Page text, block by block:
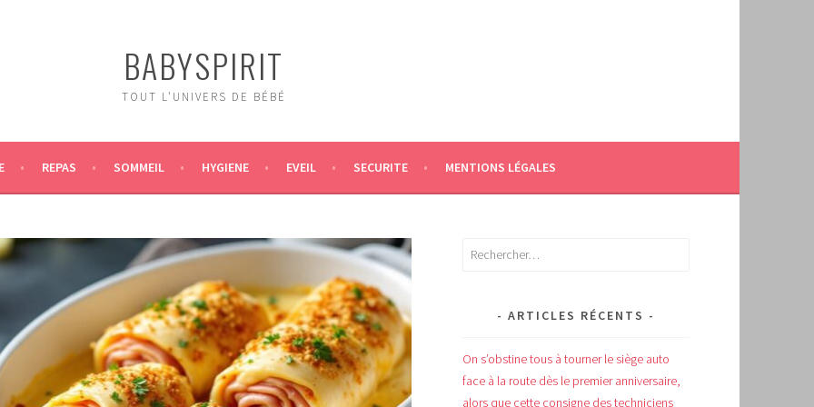
BABYSPIRIT
TOUT L'UNIVERS DE BÉBÉ
REPAS SOMMEIL HYGIENE EVEIL SECURITE MENTIONS LÉGALES
Rechercher :
ARTICLES RÉCENTS
On s’obstine tous à tourner le siège auto
face à la route dès le premier anniversaire,
alors que cette consigne des techniciens